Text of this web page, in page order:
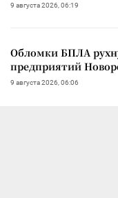
9 августа 2026, 06:19
Обломки БПЛА
предприятий
9 августа 2026, 06:06